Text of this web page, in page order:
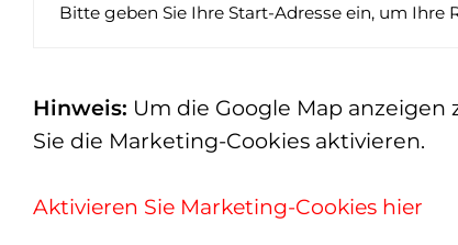
Bitte geben Sie Ihre Start-Adresse ein, um Ihre
Hinweis: Um die Google Map
Sie die Marketing-Cookies aktivieren.
Aktivieren Sie Marketing-Cookies hier